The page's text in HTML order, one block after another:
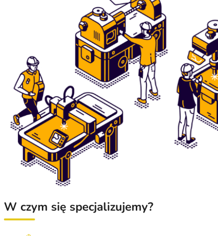
W czym się specjalizujemy?